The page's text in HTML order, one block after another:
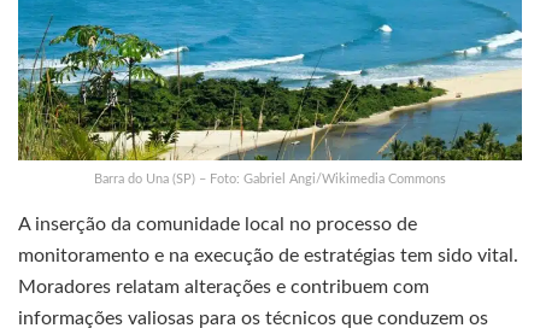
Barra do Una (SP) – Foto: Gabriel Angi/Wikimedia Commons
A inserção da comunidade local no processo de
monitoramento e na execução de estratégias tem sido vital.
Moradores relatam alterações e contribuem com
informações valiosas para os técnicos que conduzem os